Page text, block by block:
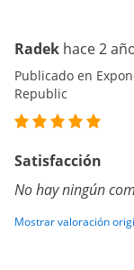
Radek hace 2
Publicado en
Republic
Satisfacción
No hay ningún
Mostrar valoración